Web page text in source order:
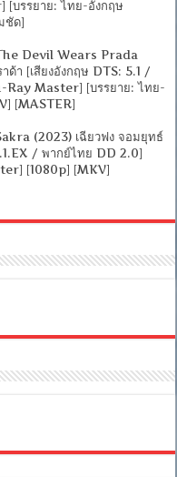
[บรรยาย: ไทย-อังกฤษ
ชัด]
Devil Wears Prada
ด้า [เสียงอังกฤษ DTS: 5.1 /
Ray Master] [บรรยาย: ไทย-
[MASTER]
(2023) เฉียวฟง จอมยุทธ์
/ พากย์ไทย DD 2.0]
[1080p] [MKV]